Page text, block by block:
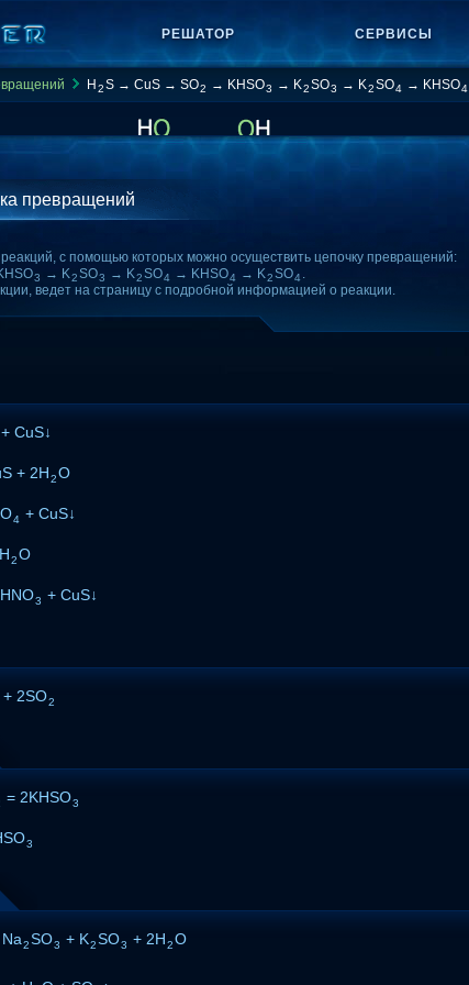
РЕШАТОР СЕРВИСЫ
H 2S → CuS → SO2 → KHSO3 → K2SO3 → K2SO4 → KHSO4
превращений
с помощью которых можно осуществить цепочку превращений:
3 → K2SO3 → K2SO4 → KHSO4 → K2SO4.
ведет на страницу с подробной информацией о реакции.
CuS↓
+ 2H2O
4 + CuS↓
2O
3 + CuS↓
2SO2
= 2KHSO3
3
2SO3 + K2SO3 + 2H2O